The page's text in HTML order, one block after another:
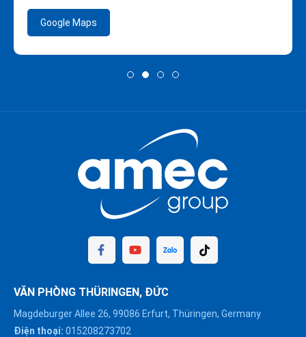
Google Maps
VĂN PHÒNG THÜRINGEN, ĐỨC
Magdeburger Allee 26, 99086 Erfurt, Thüringen, Germany
Điện thoại: 015208273702